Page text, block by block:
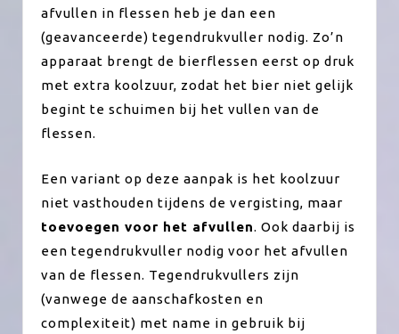
afvullen in flessen heb je dan een
(geavanceerde) tegendrukvuller nodig. Zo’n
apparaat brengt de bierflessen eerst op druk
met extra koolzuur, zodat het bier niet gelijk
begint te schuimen bij het vullen van de
flessen.
Een variant op deze aanpak is het koolzuur
niet vasthouden tijdens de vergisting, maar
toevoegen voor het afvullen. Ook daarbij is
een tegendrukvuller nodig voor het afvullen
van de flessen. Tegendrukvullers zijn
(vanwege de aanschafkosten en
complexiteit) met name in gebruik bij